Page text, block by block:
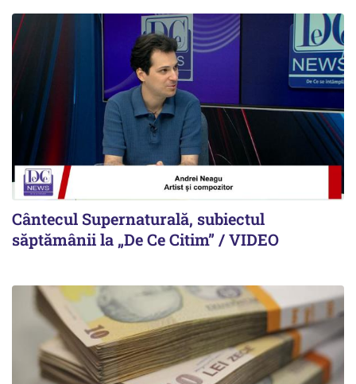
Cântecul Supernaturală, subiectul
săptămânii la „De Ce Citim” / VIDEO